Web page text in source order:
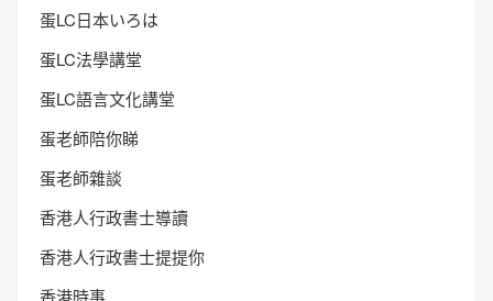
蛋LC日本いろは
蛋LC法學講堂
蛋LC語言文化講堂
蛋老師陪你睇
蛋老師雜談
香港人行政書士導讀
香港人行政書士提提你
香港時事